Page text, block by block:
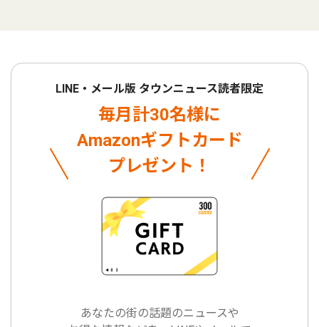
LINE・メール版 タウンニュース読者限定
毎月計30名様に
Amazonギフトカード
プレゼント！
あなたの街の話題のニュースや